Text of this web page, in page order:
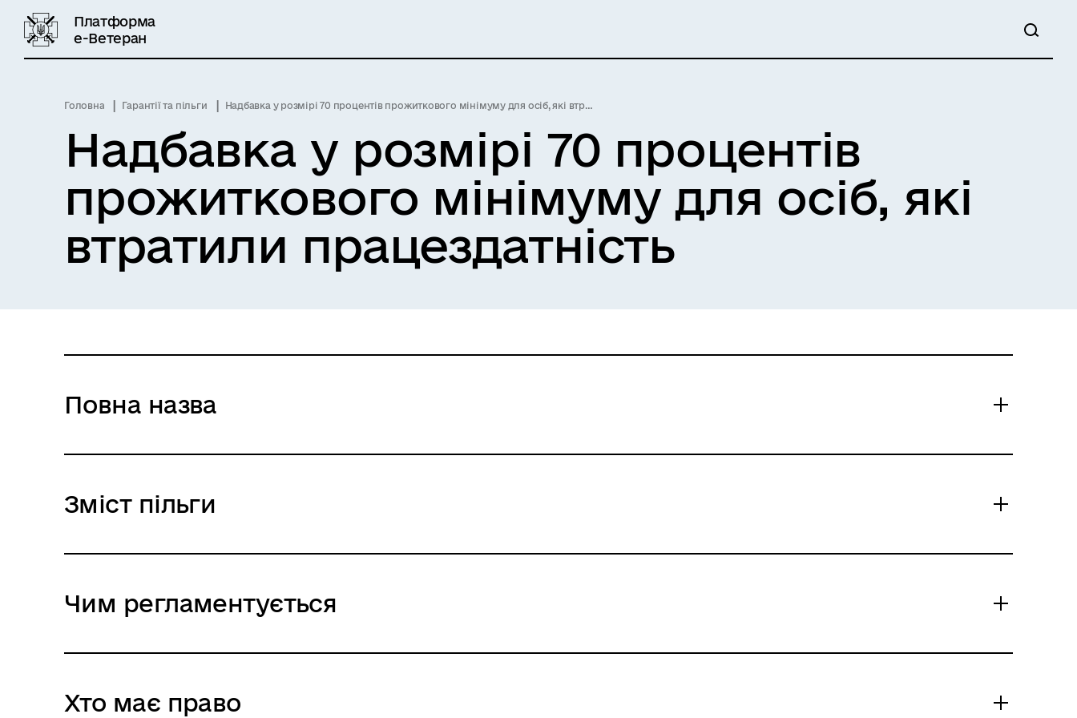
Платформа
е-Ветеран
Головна Гарантії та пільги Надбавка у розмірі 70 процентів прожиткового мінімуму для осіб, які втратили працездатність
Надбавка у розмірі 70 процентів
прожиткового мінімуму для осіб, які
втратили працездатність
Повна назва
Зміст пільги
Чим регламентується
Хто має право